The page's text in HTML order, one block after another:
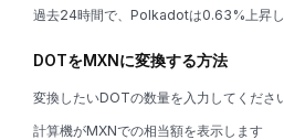
過去24時間で、Polkadotは0.63%上昇し
DOTをMXNに変換する方法
変換したいDOTの数量を入力してくださ
計算機がMXNでの相当額を表示します